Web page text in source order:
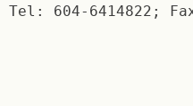
Tel: 604-6414822;